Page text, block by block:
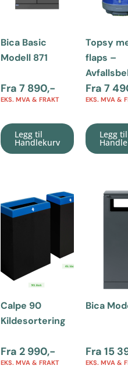
Bica Basic
Modell 871
Fra 7 890,-
EKS. MVA & FRAKT
Legg til
Handlekurv
Topsy
flaps –
Fra 7
EKS. MVA &
Legg til
Calpe 90
Kildesortering
Fra 2 990,-
EKS. MVA & FRAKT
Bica
Fra 15
EKS. MVA &